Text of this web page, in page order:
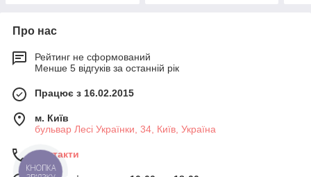
Про нас
Рейтинг не сформований
Менше 5 відгуків за останній рік
Працює з 16.02.2015
м. Київ
бульвар Лесі Українки, 34, Київ, Україна
Контакти
КНОПКА